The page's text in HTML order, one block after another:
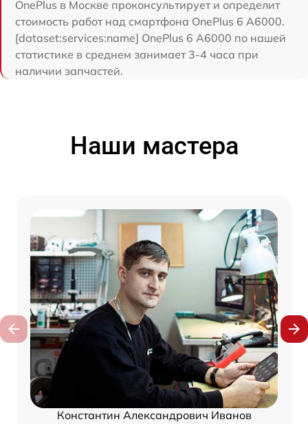
OnePlus в Москве проконсультирует и определит
стоимость работ над смартфона OnePlus 6 A6000.
[dataset:services:name] OnePlus 6 A6000 по нашей
статистике в среднем занимает 3-4 часа при
наличии запчастей.
Наши мастера
Константин Александрович Иванов